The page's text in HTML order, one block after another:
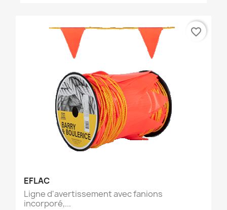
EFLAC
Ligne d'avertissement avec fanions
incorporé,...
favorite_border